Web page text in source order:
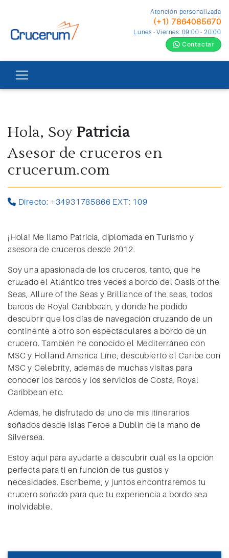
Atención personalizada
(+1) 7864085670
Lunes - Viernes: 09:00 - 20:00
Contactar
Hola, Soy Patricia
Asesor de cruceros en
crucerum.com
Directo: +34931785866 EXT: 109
¡Hola! Me llamo Patricia, diplomada en Turismo y
asesora de cruceros desde 2012.
Soy una apasionada de los cruceros, tanto, que he
cruzado el Atlántico tres veces a bordo del Oasis of the
Seas, Allure of the Seas y Brilliance of the seas, todos
barcos de Royal Caribbean, y donde he podido
descubrir que los días de navegación cruzando de un
continente a otro son espectaculares a bordo de un
crucero. También he conocido el Mediterráneo con
MSC y Holland America Line, descubierto el Caribe con
MSC y Celebrity, además de muchas visitas para
conocer los barcos y los servicios de Costa, Royal
Caribbean etc.
Además, he disfrutado de uno de mis itinerarios
soñados desde Islas Feroe a Dublín de la mano de
Silversea.
Estoy aquí para ayudarte a descubrir cuál es la opción
perfecta para ti en función de tus gustos y
necesidades. Escríbeme, y juntos encontraremos tu
crucero soñado para que tu experiencia a bordo sea
inolvidable.